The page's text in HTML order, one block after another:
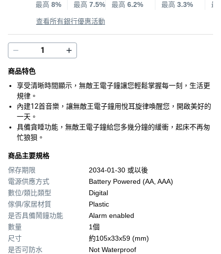
最高 8% 最高 7.5% 最高 6.2% 最高 3.3% 最
查看所有銀行優惠活動
商品特色
享受清晰時間顯示，無敵王電子鐘讓您輕鬆掌握每一刻，生活更
規律。
內建12首音樂，讓無敵王電子鐘用悅耳旋律喚醒您，開啟美好的
一天。
具備貪睡功能，無敵王電子鐘給您多幾分鐘的緩衝，起床不再匆
忙狼狽。
商品主要規格
保存期限
2034-01-30 或以後
電源供應方式
Battery Powered (AA, AAA)
數位/類比類型
Digital
傢俱/家居材質
Plastic
是否具備鬧鐘功能
Alarm enabled
數量
1個
尺寸
約105x33x59 (mm)
是否可防水
Not Waterproof